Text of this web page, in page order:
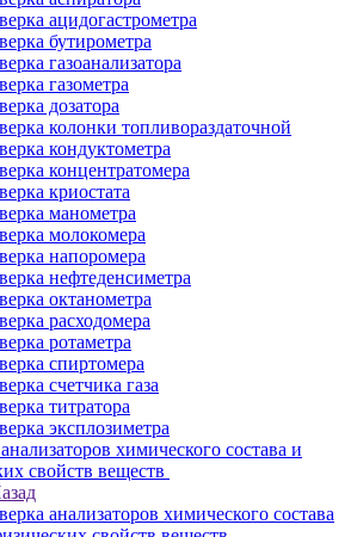
ацидогастрометра
бутирометра
газоанализатора
газометра
дозатора
колонки топливораздаточной
кондуктометра
концентратомера
криостата
манометра
молокомера
напоромера
нефтеденсиметра
октанометра
расходомера
ротаметра
спиртомера
счетчика газа
титратора
эксплозиметра
химического состава и
свойств веществ
анализаторов химического состава